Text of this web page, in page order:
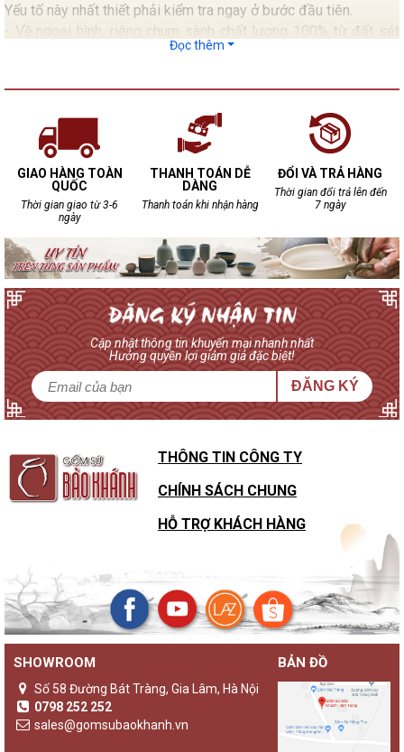
Yếu tố này nhất thiết phải kiểm tra ngay ở bước đầu tiên.
- Về ngoại hình, riêng chum sành chất lượng 100% từ đất sét
chum không bao giờ đạt tới độ bóng bẩy như các loại chum
- Kiểm tra mặt trong lẫn mặt ngoài của chum không xuất hiện
những dấu rạn nứt.
- Mặt trong nếu có Gồ ghề chấp nhận được do đặc tính sản
xuất thủ công cho nên 100 chum đều không giống nhau.
Đọc thêm
GIAO HÀNG TOÀN
QUỐC
Thời gian giao từ 3-6
ngày
THANH TOÁN DỄ
DÀNG
Thanh toán khi nhận hàng
ĐỔI VÀ TRẢ HÀNG
Thời gian đổi trả lên đến
7 ngày
Cập nhật thông tin khuyến mại nhanh nhất
Hưởng quyền lợi giảm giá đặc biệt!
ĐĂNG KÝ
THÔNG TIN CÔNG TY
CHÍNH SÁCH CHUNG
HỖ TRỢ KHÁCH HÀNG
SHOWROOM
Số 58 Đường Bát Tràng, Gia Lâm, Hà Nội
0798 252 252
sales@gomsubaokhanh.vn
BẢN ĐỒ